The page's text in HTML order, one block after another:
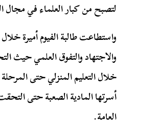
لتصبح من كبار العلماء في
واستطاعت طالبة الفيوم أميرة
والاجتهاد والتفوق العلمي حيث
خلال التعليم المنزلي حتى
العامة.